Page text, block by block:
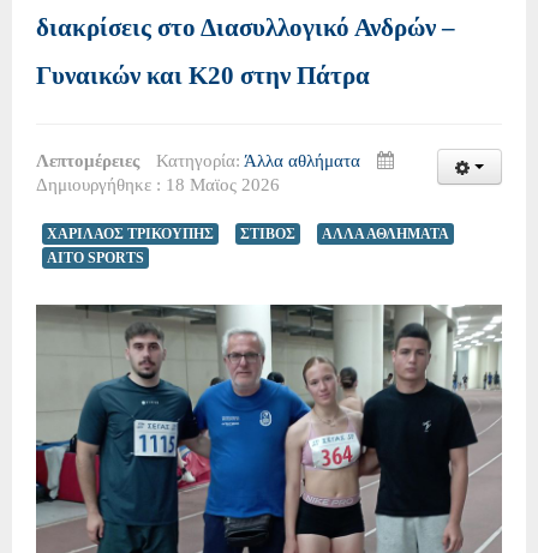
διακρίσεις στο Διασυλλογικό Ανδρών –
Γυναικών και Κ20 στην Πάτρα
Λεπτομέρειες Κατηγορία: Άλλα αθλήματα
Δημιουργήθηκε : 18 Μαϊος 2026
ΧΑΡΙΛΑΟΣ ΤΡΙΚΟΥΠΗΣ ΣΤΙΒΟΣ
ΑΛΛΑ ΑΘΛΗΜΑΤΑ
AITO SPORTS